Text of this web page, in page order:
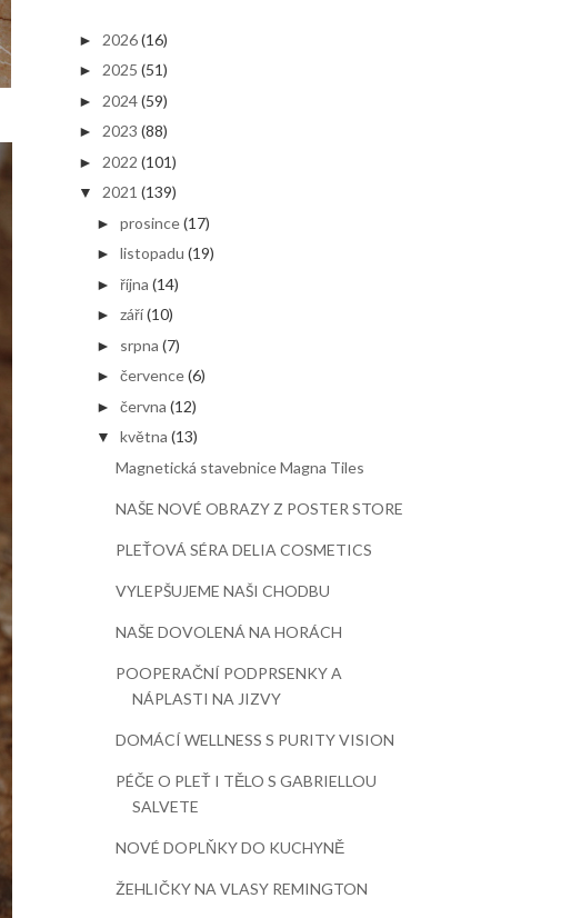
► 2026 (16)
► 2025 (51)
► 2024 (59)
► 2023 (88)
► 2022 (101)
▼ 2021 (139)
►prosince(17)
►listopadu (19)
►října (14)
►září(10)
► srpna (7)
►července(6)
►června (12)
▼ května (13)
Magnetická stavebnice Magna Tiles
NAŠE NOVÉ OBRAZY Z POSTER STORE
PLEŤOVÁ SÉRA DELIA COSMETICS
VYLEPŠUJEME NAŠI CHODBU
NAŠE DOVOLENÁ NA HORÁCH
POOPERAČNÍ PODPRSENKY A
NÁPLASTI NA JIZVY
DOMÁCÍ WELLNESS S PURITY VISION
PÉČE O PLEŤ I TĚLO S GABRIELLOU
SALVETE
NOVÉ DOPLŇKY DO KUCHYNĚ
ŽEHLIČKY NA VLASY REMINGTON